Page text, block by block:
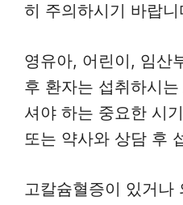
히 주의하시기 바랍니
영유아, 어린이, 임산
후 환자는 섭취하시
셔야 하는 중요한 시
또는 약사와 상담 후
고칼슘혈증이 있거나